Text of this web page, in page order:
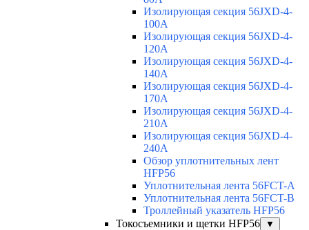
Изолирующая секция 56JXD-4-
100A
Изолирующая секция 56JXD-4-
120A
Изолирующая секция 56JXD-4-
140A
Изолирующая секция 56JXD-4-
170A
Изолирующая секция 56JXD-4-
210A
Изолирующая секция 56JXD-4-
240A
Обзор уплотнительных лент
HFP56
Уплотнительная лента 56FCT-A
Уплотнительная лента 56FCT-B
Троллейный указатель HFP56
Токосъемники и щетки HFP56
▼